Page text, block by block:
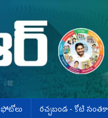
ఫోటోలు ర‌చ్చ‌బండ‌ - కోటి